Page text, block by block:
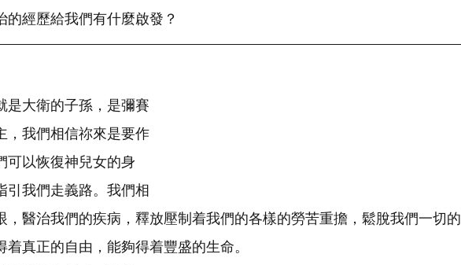
的經歷給我們有什麼啟發？
是大衛的子孫，是彌賽
，我們相信祢來是要作
可以恢復神兒女的身
引我們走義路。我們相
，醫治我們的疾病，釋放壓制着我們的各樣的勞苦重擔，鬆脫我們一切的
真正的自由，能夠得着豐盛的生命。